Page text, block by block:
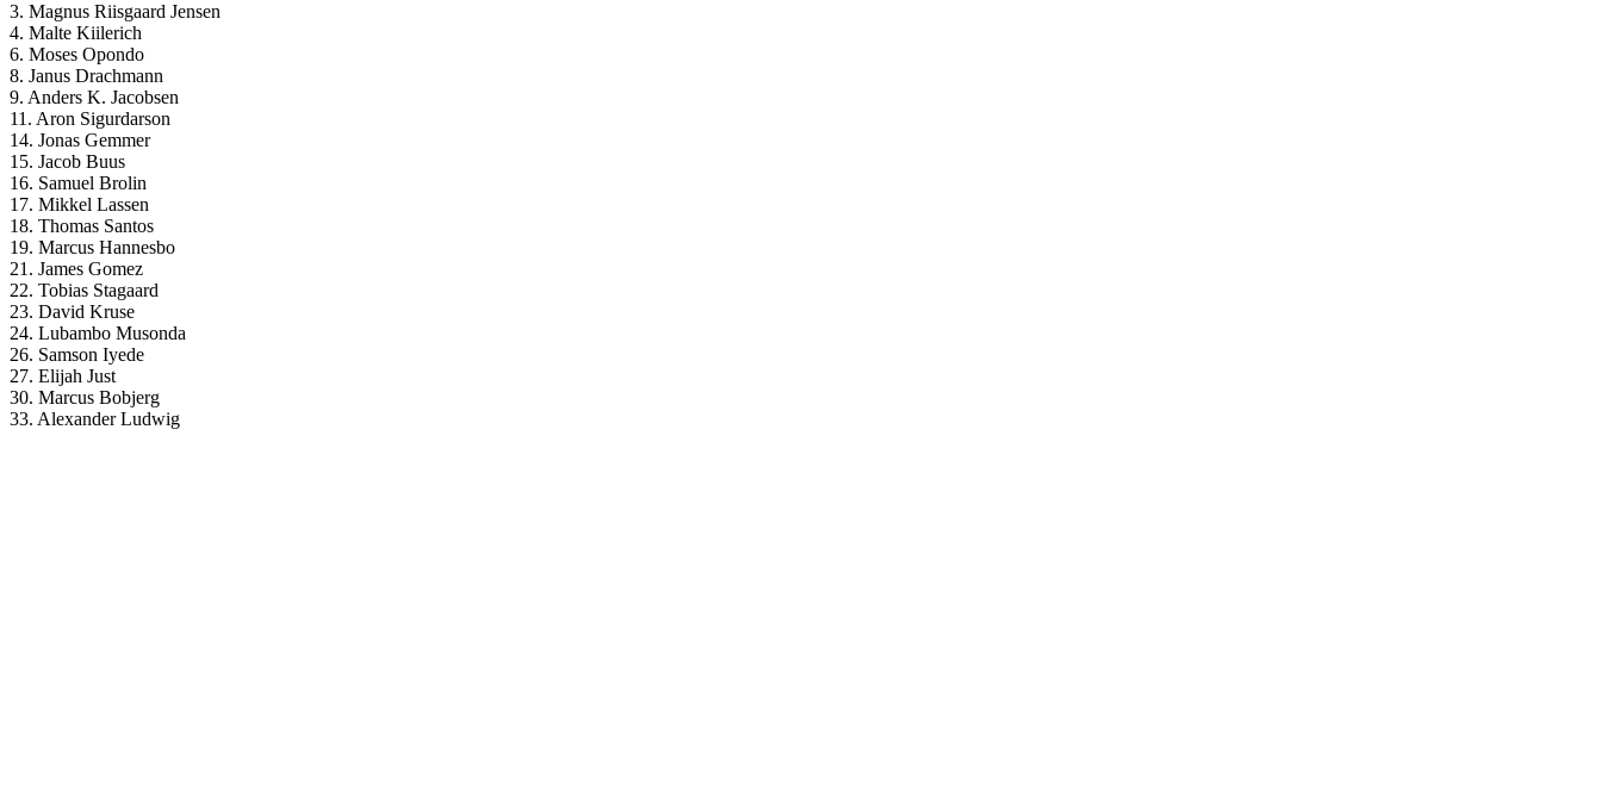
3. Magnus Riisgaard Jensen
4. Malte Kiilerich
6. Moses Opondo
8. Janus Drachmann
9. Anders K. Jacobsen
11. Aron Sigurdarson
14. Jonas Gemmer
15. Jacob Buus
16. Samuel Brolin
17. Mikkel Lassen
18. Thomas Santos
19. Marcus Hannesbo
21. James Gomez
22. Tobias Stagaard
23. David Kruse
24. Lubambo Musonda
26. Samson Iyede
27. Elijah Just
30. Marcus Bobjerg
33. Alexander Ludwig